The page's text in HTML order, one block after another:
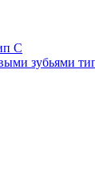
C
зубьями